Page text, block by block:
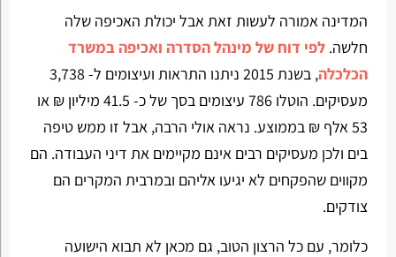
המדינה אמורה לעשות זאת אבל יכולת האכיפה שלה
חלשה. לפי דוח של מינהל הסדרה ואכיפה במשרד
הכלכלה
, בשנת 2015 ניתנו התראות ועיצומים ל- 3,738
מעסיקים. הוטלו 786 עיצומים בסך של כ- 41.5 מיליון ₪ או
53 אלף ₪ בממוצע. נראה אולי הרבה, אבל זו ממש טיפה
בים ולכן מעסיקים רבים אינם מקיימים את דיני העבודה. הם
מקווים שהפקחים לא יגיעו אליהם ובמרבית המקרים הם
צודקים.
כלומר, עם כל הרצון הטוב, גם מכאן לא תבוא הישועה